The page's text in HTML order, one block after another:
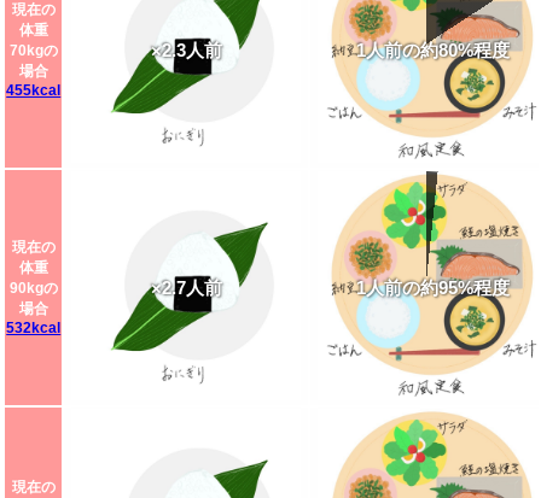
現在の
体重
70kgの
場合
455kcal
×2.3人前 1人前の約80%程度
現在の
体重
90kgの
場合
532kcal
×2.7人前 1人前の約95%程度
現在の